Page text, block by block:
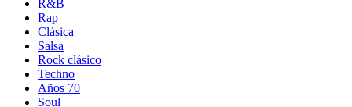
R&B
Rap
Clásica
Salsa
Rock clásico
Techno
Años 70
Soul